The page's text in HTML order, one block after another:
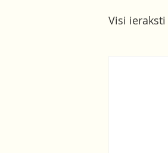
Visi ieraksti